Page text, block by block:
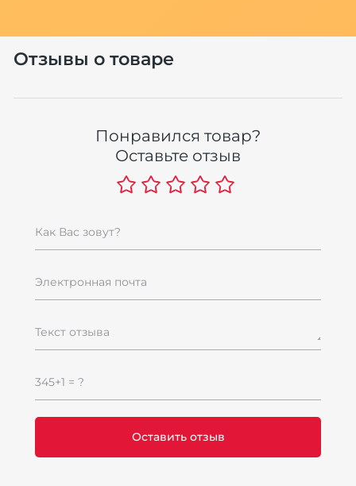
Отзывы о товаре
Понравился товар?
Оставьте отзыв
Как Вас зовут?
Электронная почта
Текст отзыва
345+1 = ?